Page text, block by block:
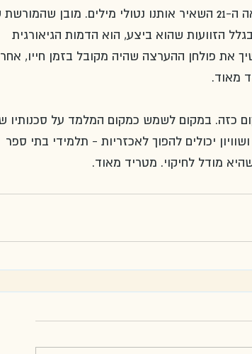
להיות עדים לעיוות היסטורי במימדים כאלה במאה ה-21 השאיר אותנו נטולי מילים. מובן
הזוועות שהוא ביצע, הוא הדמות הגיאורגית
את פולחן ההערצה שהיה מקובל בזמן חייו,
מאוד.
כזה. במקום לשמש כמקום המלמד על סכנותיו
יכולים להפוך לאכזריות - תלמידי בתי ספר
מודל לחיקוי. מטריד מאוד.